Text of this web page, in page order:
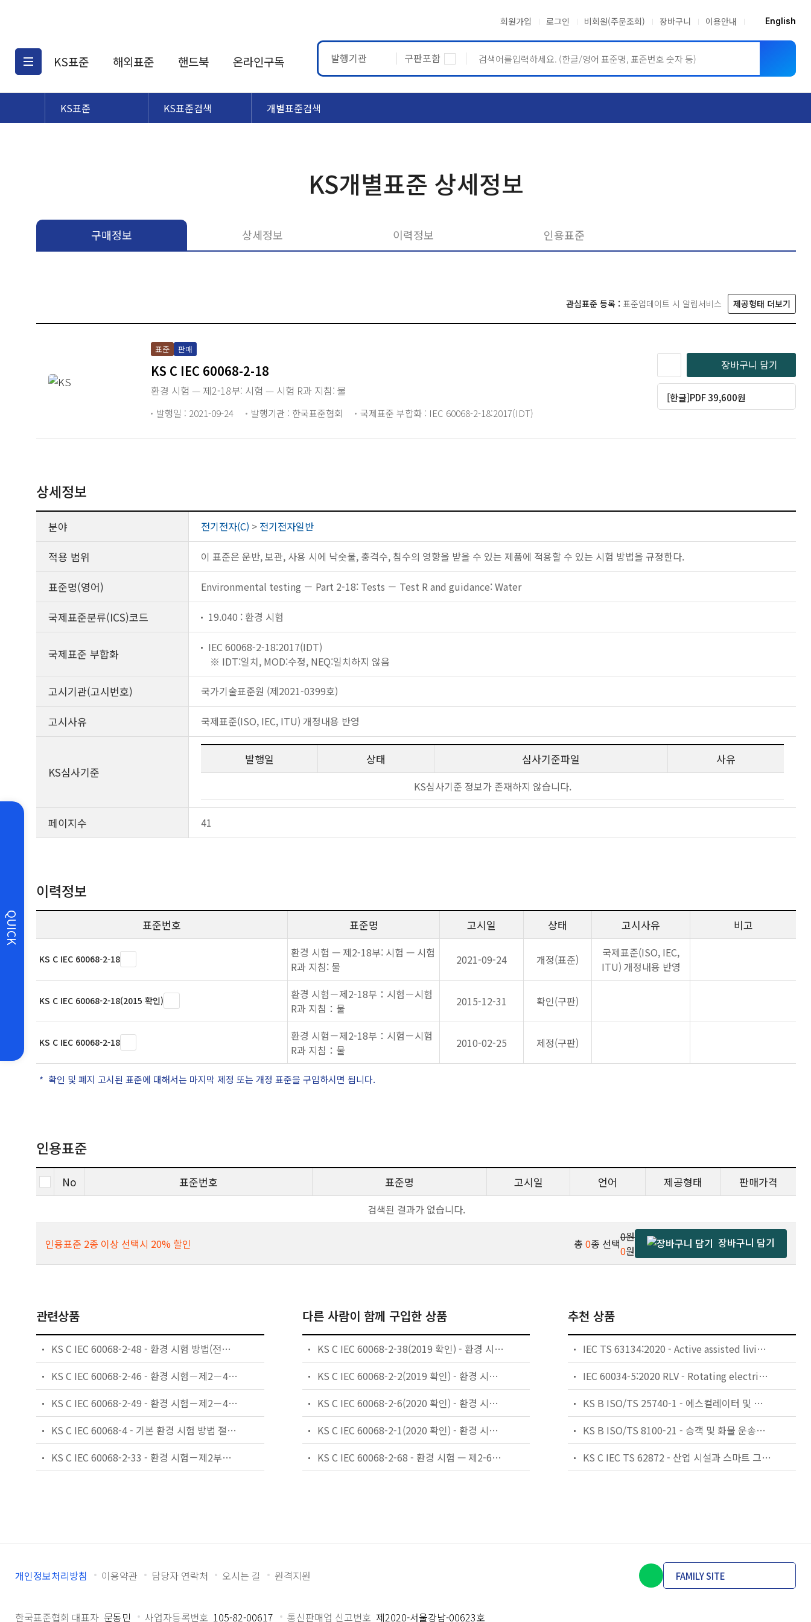
회원가입 로그인 비회원(주문조회) 장바구니 이용안내 English
KS표준
KS표준검색
해외표준
해외표준검색
핸드북 온라인구독 발행기관 구판포함
QUICK
KS표준 KS표준검색 개별표준검색
KS개별표준 상세정보
구매정보 상세정보 이력정보 인용표준
관심표준 등록 : 표준업데이트 시 알림서비스 제공형태 더보기
표준 판매
KS C IEC 60068-2-18
환경 시험 — 제2-18부: 시험 — 시험 R과 지침: 물
발행일 : 2021-09-24 발행기관 : 한국표준협회 국제표준 부합화 : IEC 60068-2-18:2017(IDT)
장바구니 담기
[한글]PDF 39,600원
상세정보
분야 전기전자(C) > 전기전자일반
적용 범위 이 표준은 운반, 보관, 사용 시에 낙숫물, 충격수, 침수의 영향을 받을 수 있는 제품에 적용할 수 있는 시험 방법을 규정한다.
표준명(영어) Environmental testing － Part 2-18: Tests － Test R and guidance: Water
국제표준분류(ICS)코드 19.040 : 환경 시험
국제표준 부합화
IEC 60068-2-18:2017(IDT)
※ IDT:일치, MOD:수정, NEQ:일치하지 않음
고시기관(고시번호) 국가기술표준원 (제2021-0399호)
고시사유 국제표준(ISO, IEC, ITU) 개정내용 반영
KS심사기준
발행일 상태 심사기준파일 사유
KS심사기준 정보가 존재하지 않습니다.
페이지수 41
이력정보
표준번호 표준명 고시일 상태 고시사유 비고
KS C IEC 60068-2-18
환경 시험 — 제2-18부: 시험 — 시험
R과 지침: 물
2021-09-24 개정(표준)
국제표준(ISO, IEC,
ITU) 개정내용 반영
KS C IEC 60068-2-18(2015 확인)
환경 시험－제2-18부：시험－시험
R과 지침：물
2015-12-31 확인(구판)
KS C IEC 60068-2-18
환경 시험－제2-18부：시험－시험
R과 지침：물
2010-02-25 제정(구판)
확인 및 폐지 고시된 표준에 대해서는 마지막 제정 또는 개정 표준을 구입하시면 됩니다.
인용표준
No 표준번호 표준명 고시일 언어 제공형태 판매가격
검색된 결과가 없습니다.
인용표준 2종 이상 선택시 20% 할인 총 0종 선택0원
0원
장바구니 담기
관련상품
KS C IEC 60068-2-48 - 환경 시험 방법(전기 . 전자) - 저장효과 시험의 적용 지침
KS C IEC 60068-2-46 - 환경 시험－제2－46부：시험－시험 Kd에 대한 지침：접점 및 접속부에 대한 황화수소 시험
KS C IEC 60068-2-49 - 환경 시험－제2－49부：시험－시험 Kc에 대한 지침：접점 및 접속부에 대한 이산화황 시험
KS C IEC 60068-4 - 기본 환경 시험 방법 절차－제4부：규격서 작성자를 위한 정보－제4부：규격서 작성자를 위한 정보－
KS C IEC 60068-2-33 - 환경 시험－제2부：시험－온도 변화 시험에 관한 지침
다른 사람이 함께 구입한 상품
KS C IEC 60068-2-38(2019 확인) - 환경 시험 — 제2-38부: 시험 — 시험 Z/AD: 합성 온도/습도 사이클 시험
KS C IEC 60068-2-2(2019 확인) - 환경 시험 — 제2-2부: 시험 — 시험 B: 내열성 시험
KS C IEC 60068-2-6(2020 확인) - 환경 시험 — 제2-6부: 시험 — 시험 Fc: 진동(정현파)
KS C IEC 60068-2-1(2020 확인) - 환경 시험 - 제2-1부 : 시험 - 시험 A : 내한성 시험
KS C IEC 60068-2-68 - 환경 시험 — 제2-68부: 시험—시험 L: 분진 및 모래
추천 상품
IEC TS 63134:2020 - Active assisted living (AAL) use cases
IEC 60034-5:2020 RLV - Rotating electrical machines - Part 5: Degrees of protection provided by the integral design of rotating electrical machines (IP code) - Classification
KS B ISO/TS 25740-1 - 에스컬레이터 및 무빙워크에 대한 안전요건 — 제1부: 세계공통 필수 안전요건(GESRs)
KS B ISO/TS 8100-21 - 승객 및 화물 운송용 엘리베이터 —제21부: 세계공통 필수안전요건(GESRs)을 충족하는 세계공통 안전 파라미터(GSPs)
KS C IEC TS 62872 - 산업 시설과 스마트 그리드 사이의 산업 공정 측정, 제어 및 자동화 시스템 인터페이스
개인정보처리방침 이용약관 담당자 연락처 오시는 길 원격지원 FAMILY SITE
한국표준협회 대표자 문동민 사업자등록번호 105-82-00617 통신판매업 신고번호 제2020-서울강남-00623호